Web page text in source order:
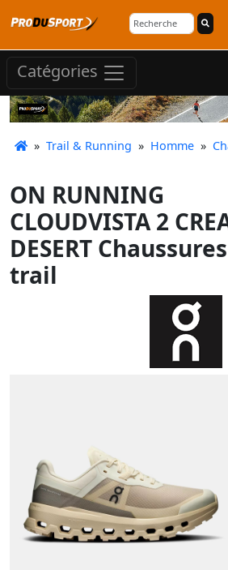
Catégories
» Trail & Running » Homme »
ON RUNNING
CLOUDVISTA 2
DESERT
trail